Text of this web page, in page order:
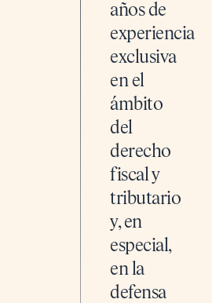
años de
experiencia
exclusiva
en el
ámbito
del
derecho
fiscal y
tributario
y, en
especial,
en la
defensa